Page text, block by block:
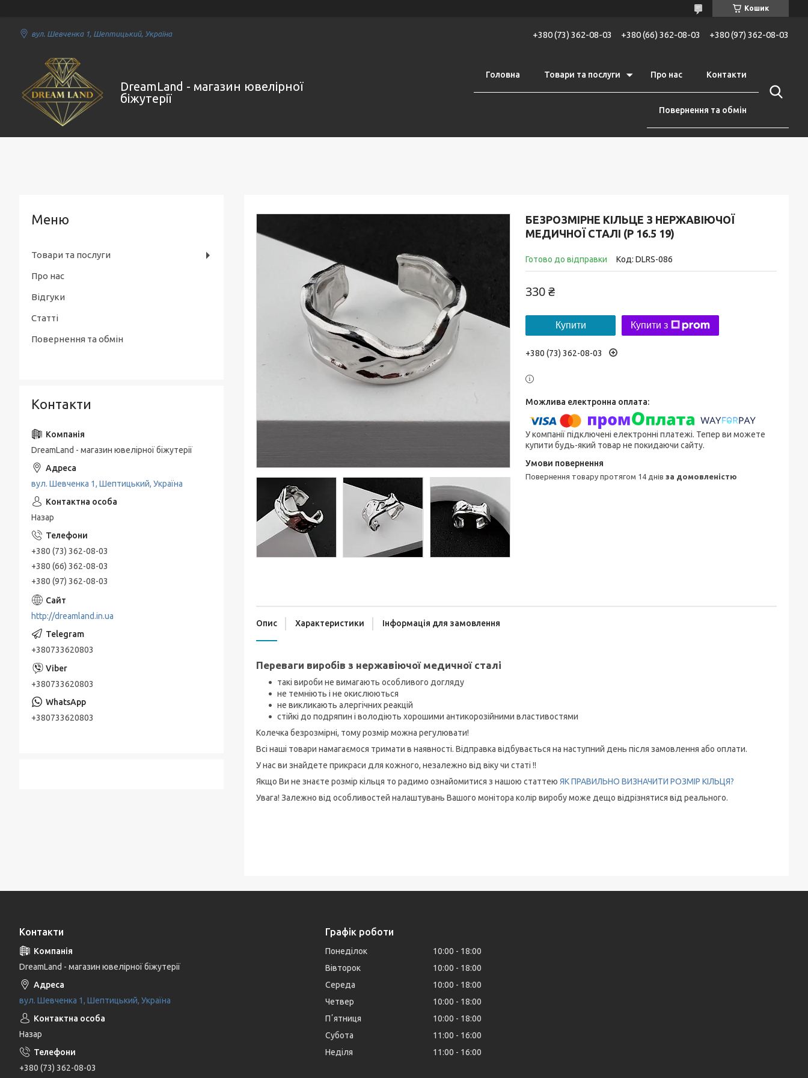
Кошик
вул. Шевченка 1, Шептицький, Україна +380 (73) 362-08-03 +380 (66) 362-08-03 +380 (97) 362-08-03
DreamLand - магазин ювелірної
біжутерії
Головна Товари та послуги Про нас Контакти
Повернення та обмін
БЕЗРОЗМІРНЕ КІЛЬЦЕ З НЕРЖАВІЮЧОЇ
МЕДИЧНОЇ СТАЛІ (Р 16.5 19)
Готово до відправки Код: DLRS-086
330 ₴
Купити Купити з
+380 (73) 362-08-03
У компанії підключені електронні платежі. Тепер ви можете
купити будь-який товар не покидаючи сайту.
повернення товару протягом 14 днів за домовленістю
Опис Характеристики Інформація для замовлення
Переваги виробів з нержавіючої медичної сталі
такі вироби не вимагають особливого догляду
не темніють і не окислюються
не викликають алергічних реакцій
стійкі до подряпин і володіють хорошими антикорозійними властивостями
Колечка безрозмірні, тому розмір можна регулювати!
Всі наші товари намагаємося тримати в наявності. Відправка відбувається на наступний день після замовлення або оплати.
У нас ви знайдете прикраси для кожного, незалежно від віку чи статі !!
Якщо Ви не знаєте розмір кільця то радимо ознайомитися з нашою статтею ЯК ПРАВИЛЬНО ВИЗНАЧИТИ РОЗМІР КІЛЬЦЯ?
Увага! Залежно від особливостей налаштувань Вашого монітора колір виробу може дещо відрізнятися від реального.
Товари та послуги
Про нас
Відгуки
Статті
Повернення та обмін
Контакти
DreamLand - магазин ювелірної біжутерії
вул. Шевченка 1, Шептицький, Україна
Назар
+380 (73) 362-08-03
+380 (66) 362-08-03
+380 (97) 362-08-03
http://dreamland.in.ua
+380733620803
+380733620803
+380733620803
Контакти
DreamLand - магазин ювелірної біжутерії
вул. Шевченка 1, Шептицький, Україна
Назар
+380 (73) 362-08-03
Графік роботи
Понеділок 10:00
18:00
Вівторок
10:00
18:00
Середа
10:00
18:00
Четвер
10:00
18:00
Пʼятниця
10:00
18:00
Субота
11:00
16:00
Неділя
11:00 16:00